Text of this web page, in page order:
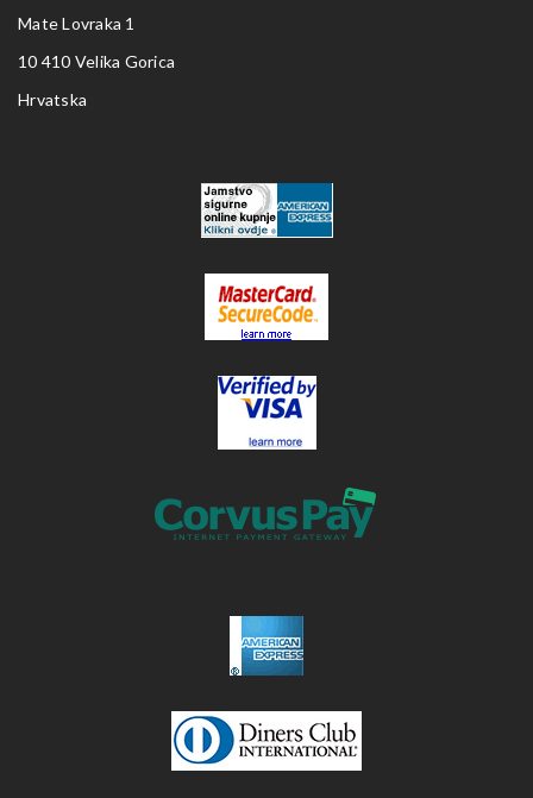
Mate Lovraka 1
10 410 Velika Gorica
Hrvatska